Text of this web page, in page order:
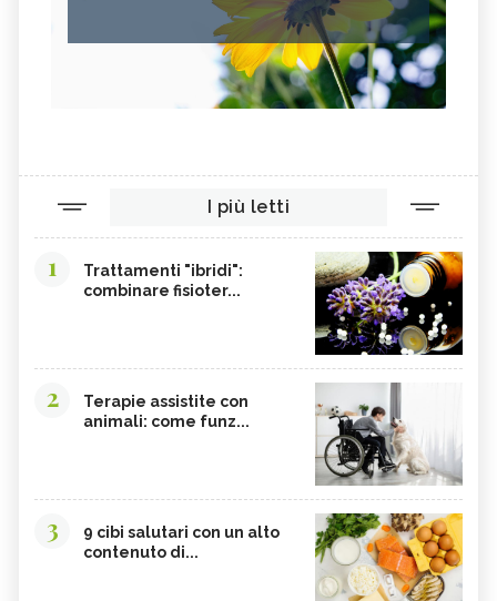
I più letti
1
Trattamenti "ibridi":
combinare fisioter...
2
Terapie assistite con
animali: come funz...
3
9 cibi salutari con un alto
contenuto di...